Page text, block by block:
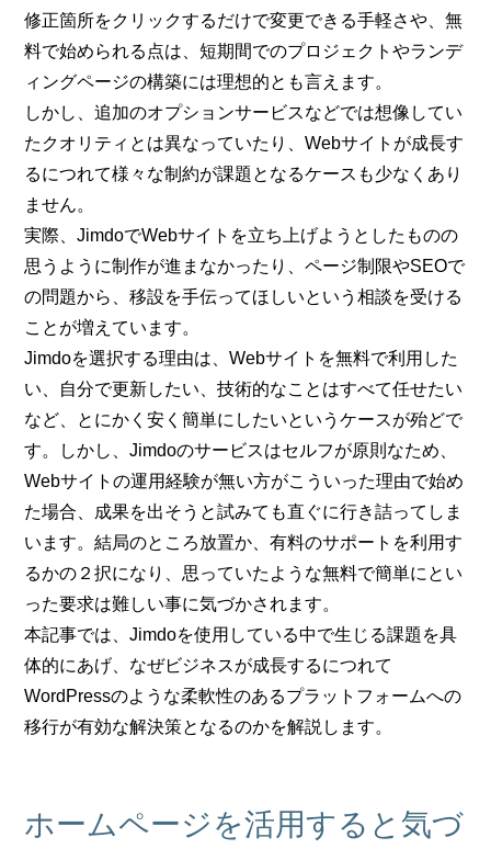
修正箇所をクリックするだけで変更できる手軽さや、無
料で始められる点は、短期間でのプロジェクトやランデ
ィングページの構築には理想的とも言えます。
しかし、追加のオプションサービスなどでは想像してい
たクオリティとは異なっていたり、Webサイトが成長す
るにつれて様々な制約が課題となるケースも少なくあり
ません。
実際、JimdoでWebサイトを立ち上げようとしたものの
思うように制作が進まなかったり、ページ制限やSEOで
の問題から、移設を手伝ってほしいという相談を受ける
ことが増えています。
Jimdoを選択する理由は、Webサイトを無料で利用した
い、自分で更新したい、技術的なことはすべて任せたい
など、とにかく安く簡単にしたいというケースが殆どで
す。しかし、Jimdoのサービスはセルフが原則なため、
Webサイトの運用経験が無い方がこういった理由で始め
た場合、成果を出そうと試みても直ぐに行き詰ってしま
います。結局のところ放置か、有料のサポートを利用す
るかの２択になり、思っていたような無料で簡単にとい
った要求は難しい事に気づかされます。
本記事では、Jimdoを使用している中で生じる課題を具
体的にあげ、なぜビジネスが成長するにつれて
WordPressのような柔軟性のあるプラットフォームへの
移行が有効な解決策となるのかを解説します。
ホームページを活用すると気づ